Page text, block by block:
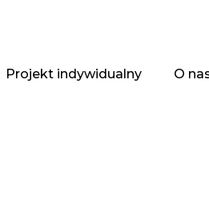
Projekt indywidualny O